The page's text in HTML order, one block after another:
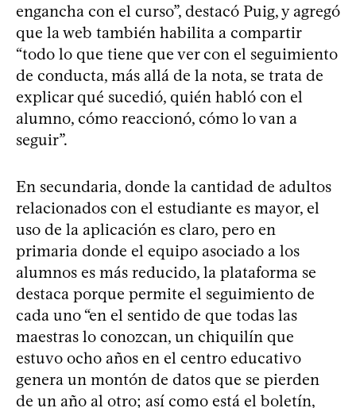
engancha con el curso”, destacó Puig, y agregó
que la web también habilita a compartir
“todo lo que tiene que ver con el seguimiento
de conducta, más allá de la nota, se trata de
explicar qué sucedió, quién habló con el
alumno, cómo reaccionó, cómo lo van a
seguir”.
En secundaria, donde la cantidad de adultos
relacionados con el estudiante es mayor, el
uso de la aplicación es claro, pero en
primaria donde el equipo asociado a los
alumnos es más reducido, la plataforma se
destaca porque permite el seguimiento de
cada uno “en el sentido de que todas las
maestras lo conozcan, un chiquilín que
estuvo ocho años en el centro educativo
genera un montón de datos que se pierden
de un año al otro; así como está el boletín,